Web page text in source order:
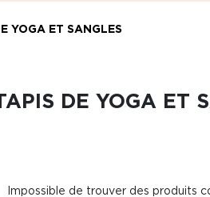
YOGA ET SANGLES
DE YOGA ET
Impossible de trouver des produits